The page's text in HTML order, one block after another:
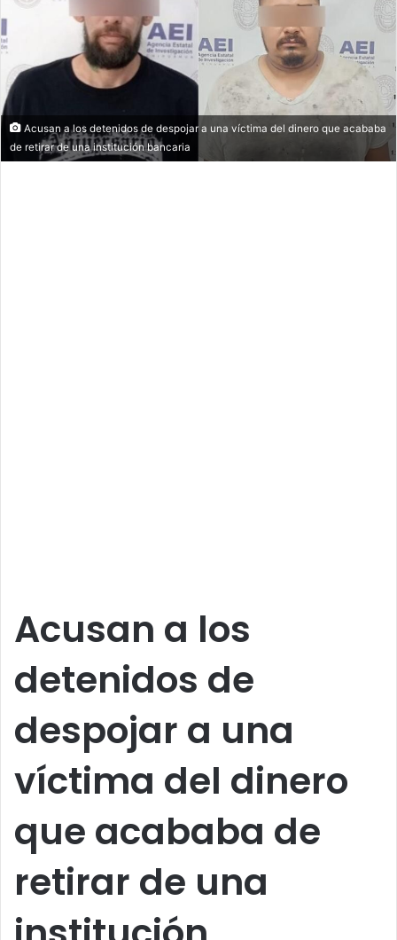
Acusan a los detenidos de despojar a una víctima del dinero que acababa
de retirar de una institución bancaria
Acusan a los
detenidos de
despojar a una
víctima del dinero
que acababa de
retirar de una